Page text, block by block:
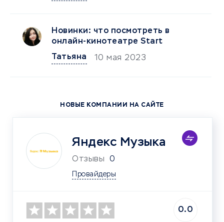
Новинки: что посмотреть в
онлайн-кинотеатре Start
Татьяна
10 мая 2023
НОВЫЕ КОМПАНИИ НА САЙТЕ
Яндекс Музыка
Отзывы 0
Провайдеры
0.0